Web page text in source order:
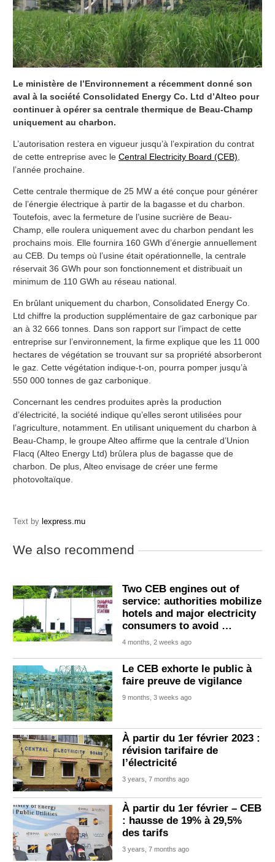
Le ministère de l’Environnement a récemment donné son
aval à la société Consolidated Energy Co. Ltd d’Alteo pour
continuer à opérer sa centrale thermique de Beau-Champ
uniquement au charbon.
L’autorisation restera en vigueur jusqu’à l’expiration du contrat
de cette entreprise avec le Central Electricity Board (CEB),
l’année prochaine.
Cette centrale thermique de 25 MW a été conçue pour générer
de l’énergie électrique à partir de la bagasse et du charbon.
Toutefois, avec la fermeture de l’usine sucrière de Beau-
Champ, elle roulera uniquement avec du charbon pendant les
prochains mois. Elle fournira 160 GWh d’énergie annuellement
au CEB. Du temps où l’usine était opérationnelle, la centrale
réservait 36 GWh pour son fonctionnement et distribuait un
minimum de 110 GWh au réseau national.
En brûlant uniquement du charbon, Consolidated Energy Co.
Ltd chiffre la production supplémentaire de gaz carbonique par
an à 32 666 tonnes. Dans son rapport sur l’impact de cette
entreprise sur l’environnement, la firme explique que les 11 000
hectares de végétation se trouvant sur sa propriété absorberont
le gaz. Cette végétation indique-t-on, pourra pomper jusqu’à
550 000 tonnes de gaz carbonique.
Concernant les cendres produites après la production
d’électricité, la société indique qu’elles seront utilisées pour
l’agriculture, notamment. En utilisant uniquement du charbon à
Beau-Champ, le groupe Alteo affirme que la centrale d’Union
Flacq (Alteo Energy Ltd) brûlera plus de bagasse que de
charbon. De plus, Alteo envisage de créer une ferme
photovoltaïque.
Text by lexpress.mu
We also recommend
Two CEB engines out of
service: authorities mobilize
hotels and major electricity
consumers to avoid …
4 months, 2 weeks ago
Le CEB exhorte le public à
faire preuve de vigilance
9 months, 3 weeks ago
À partir du 1er février 2023 :
révision tarifaire de
l’électricité
3 years, 7 months ago
À partir du 1er février – CEB
: hausse de 19% à 29,5%
des tarifs
3 years, 7 months ago